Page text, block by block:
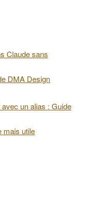
Claude sans
DMA Design
un alias : Guide
mais utile